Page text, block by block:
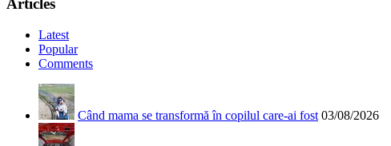
Articles
Latest
Popular
Comments
Când mama se transformă în copilul care-ai fost 03/08/2026